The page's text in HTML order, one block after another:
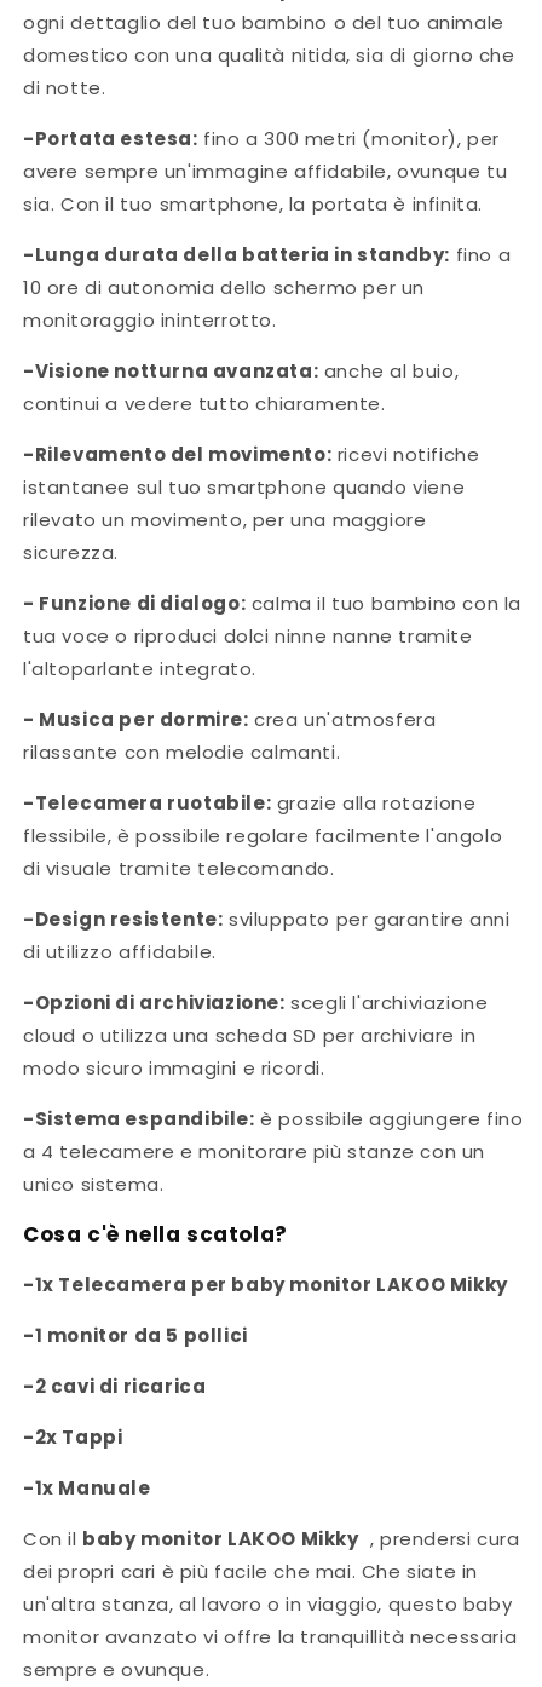
ogni dettaglio del tuo bambino o del tuo animale
domestico con una qualità nitida, sia di giorno che
di notte.
-Portata estesa: fino a 300 metri (monitor), per
avere sempre un'immagine affidabile, ovunque tu
sia. Con il tuo smartphone, la portata è infinita.
-Lunga durata della batteria in standby: fino a
10 ore di autonomia dello schermo per un
monitoraggio ininterrotto.
-Visione notturna avanzata: anche al buio,
continui a vedere tutto chiaramente.
-Rilevamento del movimento: ricevi notifiche
istantanee sul tuo smartphone quando viene
rilevato un movimento, per una maggiore
sicurezza.
- Funzione di dialogo: calma il tuo bambino con la
tua voce o riproduci dolci ninne nanne tramite
l'altoparlante integrato.
- Musica per dormire: crea un'atmosfera
rilassante con melodie calmanti.
-Telecamera ruotabile: grazie alla rotazione
flessibile, è possibile regolare facilmente l'angolo
di visuale tramite telecomando.
-Design resistente: sviluppato per garantire anni
di utilizzo affidabile.
-Opzioni di archiviazione: scegli l'archiviazione
cloud o utilizza una scheda SD per archiviare in
modo sicuro immagini e ricordi.
-Sistema espandibile: è possibile aggiungere fino
a 4 telecamere e monitorare più stanze con un
unico sistema.
Cosa c'è nella scatola?
-1x Telecamera per baby monitor LAKOO Mikky
-1 monitor da 5 pollici
-2 cavi di ricarica
-2x Tappi
-1x Manuale
Con il baby monitor LAKOO Mikky, prendersi cura
dei propri cari è più facile che mai. Che siate in
un'altra stanza, al lavoro o in viaggio, questo baby
monitor avanzato vi offre la tranquillità necessaria
sempre e ovunque.